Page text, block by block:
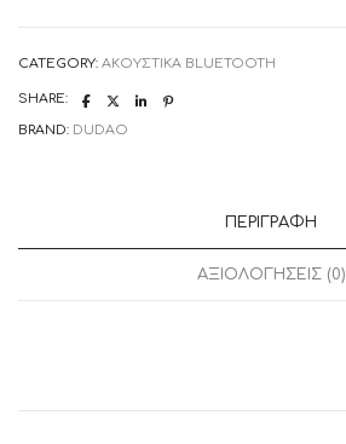
white
quantity
CATEGORY: ΑΚΟΥΣΤΙΚΑ BLUETOOTH
SHARE:
BRAND: DUDAO
ΠΕΡΙΓΡΑΦΉ
ΑΞΙΟΛΟΓΉΣΕΙΣ (0)